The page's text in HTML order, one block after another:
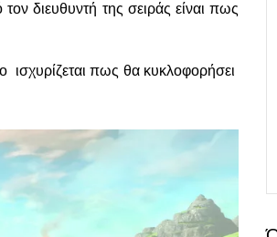
διευθυντή της σειράς είναι πως
ισχυρίζεται πως θα κυκλοφορήσει